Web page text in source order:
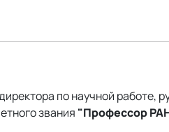
по научной работе,
звания "Профессор